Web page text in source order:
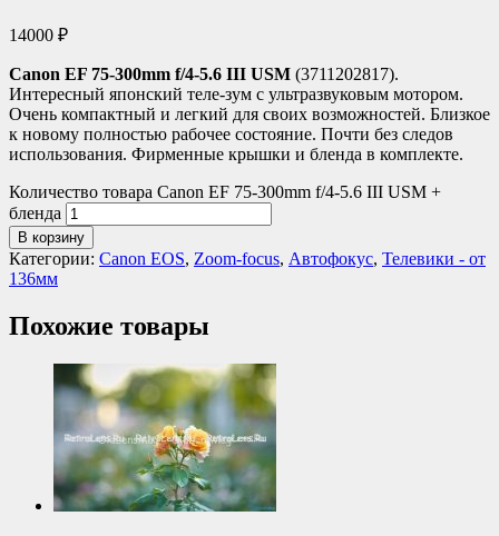
14000 ₽
Canon EF 75-300mm f/4-5.6 III USM (3711202817).
Интересный японский теле-зум с ультразвуковым мотором.
Очень компактный и легкий для своих возможностей. Близкое
к новому полностью рабочее состояние. Почти без следов
использования. Фирменные крышки и бленда в комплекте.
Количество товара Canon EF 75-300mm f/4-5.6 III USM +
бленда
В корзину
Категории: Canon EOS, Zoom-focus, Автофокус, Телевики - от
136мм
Похожие товары